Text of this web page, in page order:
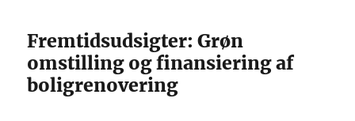
Fremtidsudsigter: Grøn
omstilling og finansiering af
boligrenovering